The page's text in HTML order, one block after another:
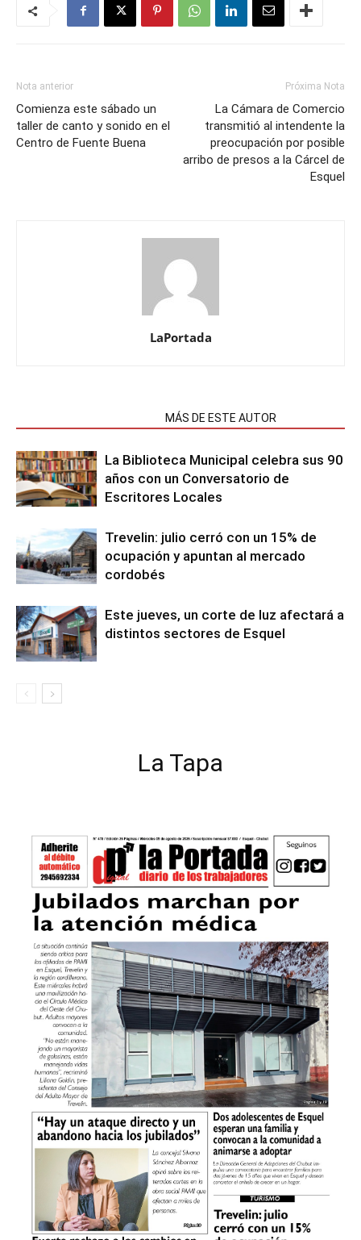
Nota anterior
Comienza este sábado un
taller de canto y sonido en el
Centro de Fuente Buena
Próxima Nota
La Cámara de Comercio
transmitió al intendente la
preocupación por posible
arribo de presos a la Cárcel de
Esquel
LaPortada
MÁS DE ESTE AUTOR
La Biblioteca Municipal celebra sus 90
años con un Conversatorio de
Escritores Locales
Trevelin: julio cerró con un 15% de
ocupación y apuntan al mercado
cordobés
Este jueves, un corte de luz afectará a
distintos sectores de Esquel
La Tapa